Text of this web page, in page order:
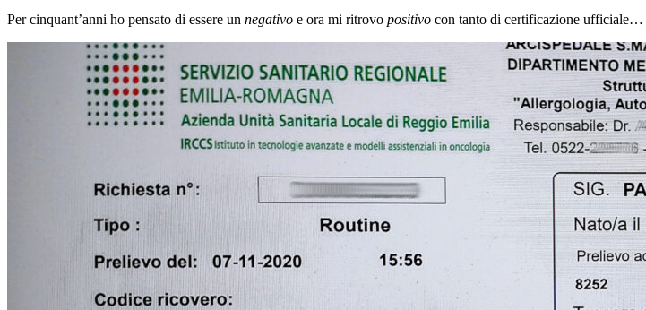
Per cinquant’anni ho pensato di essere un negativo e ora mi ritrovo positivo con tanto di certificazione ufficiale…